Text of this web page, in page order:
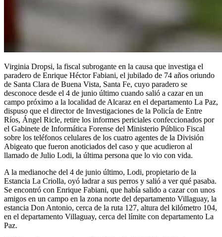
Virginia Dropsi, la fiscal subrogante en la causa que investiga el
paradero de Enrique Héctor Fabiani, el jubilado de 74 años oriundo
de Santa Clara de Buena Vista, Santa Fe, cuyo paradero se
desconoce desde el 4 de junio último cuando salió a cazar en un
campo próximo a la localidad de Alcaraz en el departamento La Paz,
dispuso que el director de Investigaciones de la Policía de Entre
Ríos, Ángel Ricle, retire los informes periciales confeccionados por
el Gabinete de Informática Forense del Ministerio Público Fiscal
sobre los teléfonos celulares de los cuatro agentes de la División
Abigeato que fueron anoticiados del caso y que acudieron al
llamado de Julio Lodi, la última persona que lo vio con vida.
A la medianoche del 4 de junio último, Lodi, propietario de la
Estancia La Criolla, oyó ladrar a sus perros y salió a ver qué pasaba.
Se encontró con Enrique Fabiani, que había salido a cazar con unos
amigos en un campo en la zona norte del departamento Villaguay, la
estancia Don Antonio, cerca de la ruta 127, altura del kilómetro 104,
en el departamento Villaguay, cerca del límite con departamento La
Paz.